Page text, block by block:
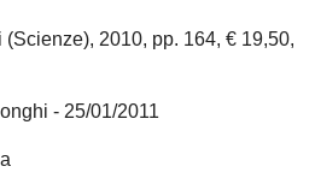
2010, pp. 164, € 19,50,
- 25/01/2011